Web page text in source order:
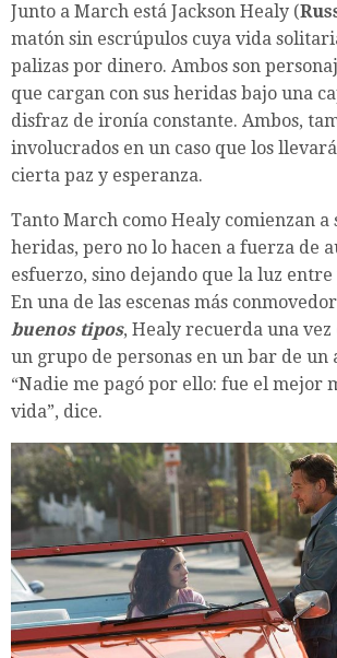
Junto a March está Jackson Healy (
matón sin escrúpulos cuya vida
palizas por dinero. Ambos son
que cargan con sus heridas bajo una
disfraz de ironía constante. Ambos,
involucrados en un caso que los
cierta paz y esperanza.
Tanto March como Healy comienzan a
heridas, pero no lo hacen a fuerza de
esfuerzo, sino dejando que la luz entre
En una de las escenas más
buenos tipos, Healy recuerda una vez
un grupo de personas en un bar de un
“Nadie me pagó por ello: fue el mejor
vida”, dice.